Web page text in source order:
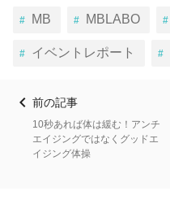
MB MBLABO
イベントレポート
前の記事
10秒あれば体は緩む！アンチ
エイジングではなくグッドエ
イジング体操